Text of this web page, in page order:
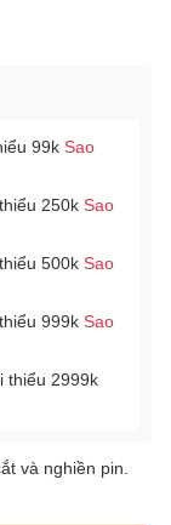
99k Sao
250k Sao
500k Sao
999k Sao
thiểu 2999k
và nghiền pin.